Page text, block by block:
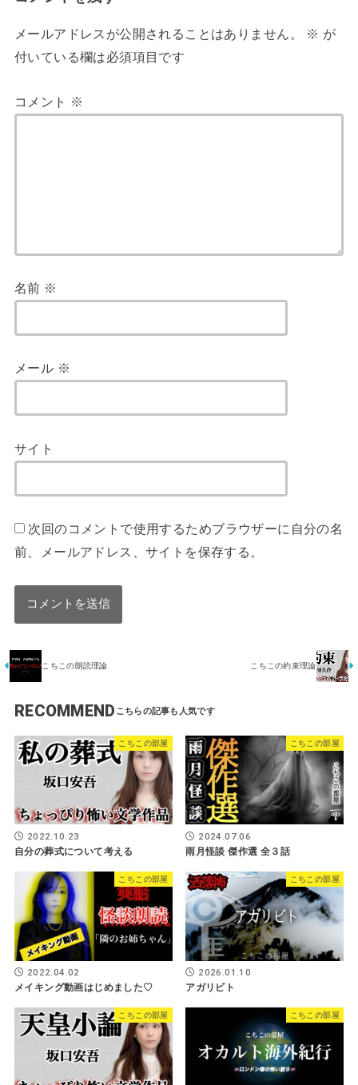
メールアドレスが公開されることはありません。 ※ が
付いている欄は必須項目です
コメント ※
名前 ※
メール ※
サイト
次回のコメントで使用するためブラウザーに自分の名
前、メールアドレス、サイトを保存する。
こちこの朗読理論 こちこの約束理論
RECOMMEND
こちこの部屋
2022.10.23
自分の葬式について考える
こちこの部屋
2024.07.06
雨月怪談 傑作選 全３話
こちこの部屋
2022.04.02
メイキング動画はじめました♡
こちこの部屋
2026.01.10
アガリビト
こちこの部屋 こちこの部屋